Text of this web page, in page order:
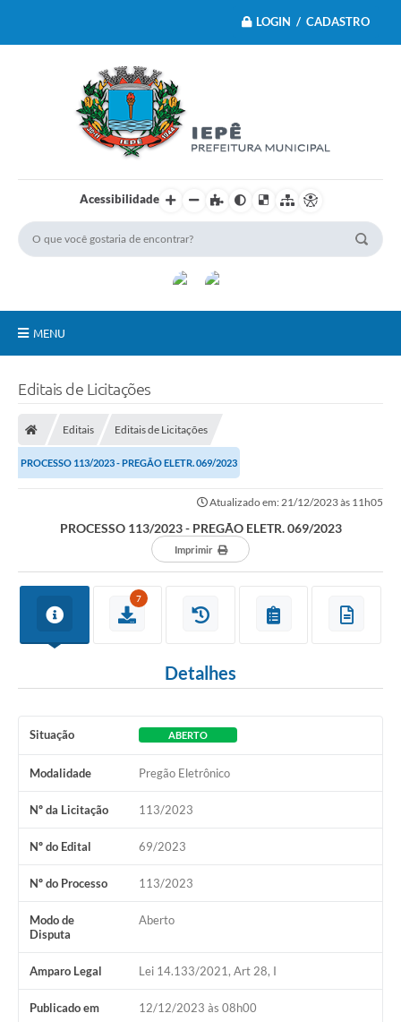
LOGIN / CADASTRO
Acessibilidade
MENU
Serviços Públicos
Questionário de Mapeamento Cultural
Coleta virtual: Planejamento de 2027
Fundo Social de Solidariedade de Iepê
Veículos paralisados
Coleta de Sugestões
Orçamento Participativo
Legislação
Ouvidoria
Acessibilidade
Contratos
Editais de Licitações
Editais Editais de Licitações
PROCESSO 113/2023 - PREGÃO ELETR. 069/2023
Atualizado em: 21/12/2023 às 11h05
PROCESSO 113/2023 - PREGÃO ELETR. 069/2023
Imprimir
7
Detalhes
Situação ABERTO
Modalidade Pregão Eletrônico
Nº da Licitação 113/2023
Nº do Edital 69/2023
Nº do Processo 113/2023
Modo de
Disputa
Aberto
Amparo Legal Lei 14.133/2021, Art 28, I
Publicado em 12/12/2023 às 08h00